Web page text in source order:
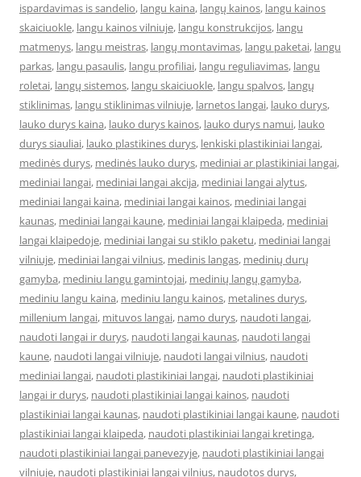
ispardavimas is sandelio, langu kaina, langų kainos, langu kainos
skaiciuokle, langu kainos vilniuje, langu konstrukcijos, langu
matmenys, langu meistras, langų montavimas, langu paketai, langu
parkas, langu pasaulis, langu profiliai, langu reguliavimas, langu
roletai, langų sistemos, langu skaiciuokle, langu spalvos, langų
stiklinimas, langu stiklinimas vilniuje, larnetos langai, lauko durys,
lauko durys kaina, lauko durys kainos, lauko durys namui, lauko
durys siauliai, lauko plastikines durys, lenkiski plastikiniai langai,
medinės durys, medinės lauko durys, mediniai ar plastikiniai langai,
mediniai langai, mediniai langai akcija, mediniai langai alytus,
mediniai langai kaina, mediniai langai kainos, mediniai langai
kaunas, mediniai langai kaune, mediniai langai klaipeda, mediniai
langai klaipedoje, mediniai langai su stiklo paketu, mediniai langai
vilniuje, mediniai langai vilnius, medinis langas, medinių durų
gamyba, mediniu langu gamintojai, medinių langų gamyba,
mediniu langu kaina, mediniu langu kainos, metalines durys,
millenium langai, mituvos langai, namo durys, naudoti langai,
naudoti langai ir durys, naudoti langai kaunas, naudoti langai
kaune, naudoti langai vilniuje, naudoti langai vilnius, naudoti
mediniai langai, naudoti plastikiniai langai, naudoti plastikiniai
langai ir durys, naudoti plastikiniai langai kainos, naudoti
plastikiniai langai kaunas, naudoti plastikiniai langai kaune, naudoti
plastikiniai langai klaipeda, naudoti plastikiniai langai kretinga,
naudoti plastikiniai langai panevezyje, naudoti plastikiniai langai
vilniuje, naudoti plastikiniai langai vilnius, naudotos durys,